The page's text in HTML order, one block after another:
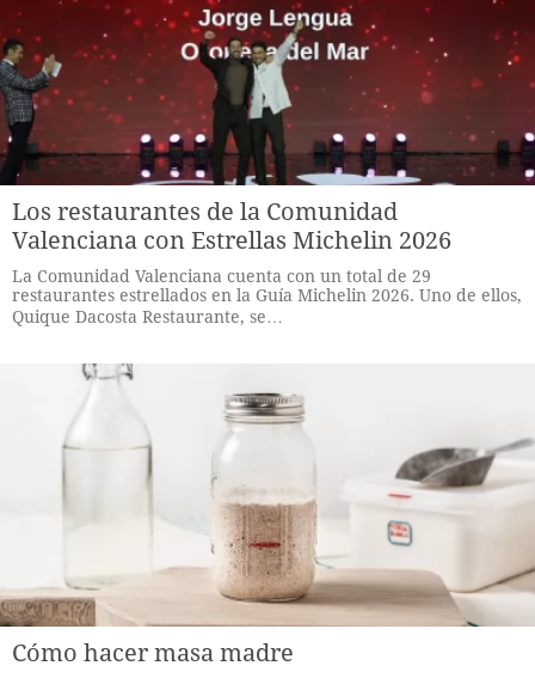
Los restaurantes de la Comunidad
Valenciana con Estrellas Michelin 2026
La Comunidad Valenciana cuenta con un total de 29
restaurantes estrellados en la Guía Michelin 2026. Uno de ellos,
Quique Dacosta Restaurante, se…
Cómo hacer masa madre